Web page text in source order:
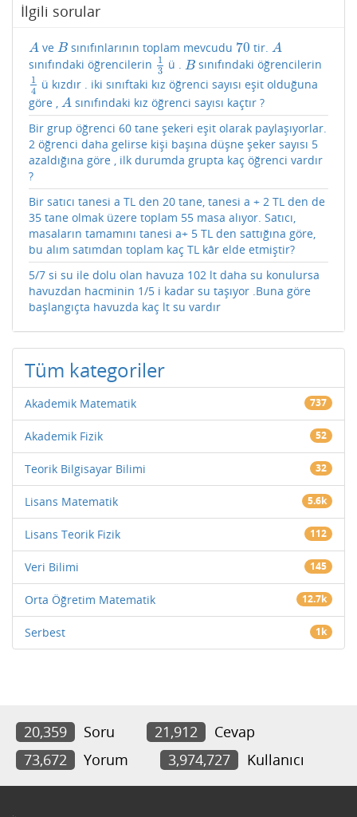
İlgili sorular
A
A ve B
B sınıfınlarının toplam mevcudu 70
70 tir.A
A
sınıfındaki öğrencilerin
1
3
13 ü . B
B sınıfındaki öğrencilerin
1
4
14 ü kızdır . iki sınıftaki kız öğrenci sayısı eşit olduğuna
göre , A
A sınıfındaki kız öğrenci sayısı kaçtır ?
Bir grup öğrenci 60 tane şekeri eşit olarak paylaşıyorlar.
2 öğrenci daha gelirse kişi başına düşne şeker sayısı 5
azaldığına göre , ilk durumda grupta kaç öğrenci vardır
?
Bir satıcı tanesi a TL den 20 tane, tanesi a + 2 TL den de
35 tane olmak üzere toplam 55 masa alıyor. Satıcı,
masaların tamamını tanesi a+ 5 TL den sattığına göre,
bu alım satımdan toplam kaç TL kâr elde etmiştir?
5/7 si su ile dolu olan havuza 102 lt daha su konulursa
havuzdan hacminin 1/5 i kadar su taşıyor .Buna göre
başlangıçta havuzda kaç lt su vardır
Tüm kategoriler
Akademik Matematik 737
Akademik Fizik 52
Teorik Bilgisayar Bilimi 32
Lisans Matematik 5.6k
Lisans Teorik Fizik 112
Veri Bilimi 145
Orta Öğretim Matematik 12.7k
Serbest 1k
20,359 Soru 21,912
Cevap
73,672
Yorum 3,974,727 Kullanıcı